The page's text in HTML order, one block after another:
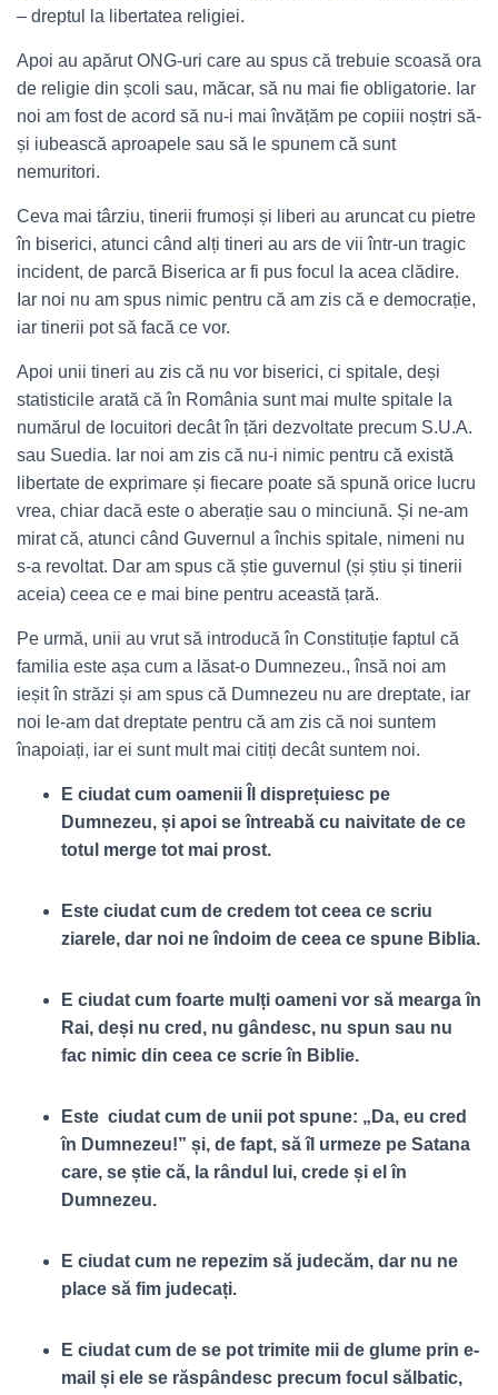
– dreptul la libertatea religiei.
Apoi au apărut ONG-uri care au spus că trebuie scoasă ora
de religie din școli sau, măcar, să nu mai fie obligatorie. Iar
noi am fost de acord să nu-i mai învățăm pe copiii noștri să-
și iubească aproapele sau să le spunem că sunt
nemuritori.
Ceva mai târziu, tinerii frumoși și liberi au aruncat cu pietre
în biserici, atunci când alți tineri au ars de vii într-un tragic
incident, de parcă Biserica ar fi pus focul la acea clădire.
Iar noi nu am spus nimic pentru că am zis că e democrație,
iar tinerii pot să facă ce vor.
Apoi unii tineri au zis că nu vor biserici, ci spitale, deși
statisticile arată că în România sunt mai multe spitale la
numărul de locuitori decât în țări dezvoltate precum S.U.A.
sau Suedia. Iar noi am zis că nu-i nimic pentru că există
libertate de exprimare și fiecare poate să spună orice lucru
vrea, chiar dacă este o aberație sau o minciună. Și ne-am
mirat că, atunci când Guvernul a închis spitale, nimeni nu
s-a revoltat. Dar am spus că știe guvernul (și știu și tinerii
aceia) ceea ce e mai bine pentru această țară.
Pe urmă, unii au vrut să introducă în Constituție faptul că
familia este așa cum a lăsat-o Dumnezeu., însă noi am
ieșit în străzi și am spus că Dumnezeu nu are dreptate, iar
noi le-am dat dreptate pentru că am zis că noi suntem
înapoiați, iar ei sunt mult mai citiți decât suntem noi.
E ciudat cum oamenii Îl disprețuiesc pe
Dumnezeu, și apoi se întreabă cu naivitate de ce
totul merge tot mai prost.
Este ciudat cum de credem tot ceea ce scriu
ziarele, dar noi ne îndoim de ceea ce spune Biblia.
E ciudat cum foarte mulți oameni vor să mearga în
Rai, deși nu cred, nu gândesc, nu spun sau nu
fac nimic din ceea ce scrie în Biblie.
Este ciudat cum de unii pot spune: „Da, eu cred
în Dumnezeu!” și, de fapt, să îl urmeze pe Satana
care, se știe că, la rândul lui, crede și el în
Dumnezeu.
E ciudat cum ne repezim să judecăm, dar nu ne
place să fim judecați.
E ciudat cum de se pot trimite mii de glume prin e-
mail și ele se răspândesc precum focul sălbatic,